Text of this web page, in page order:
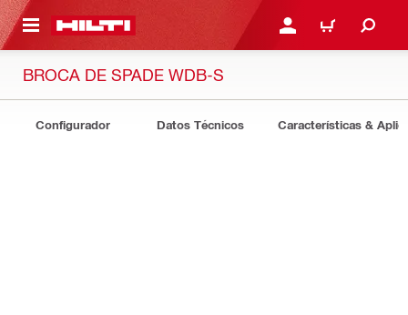
PRINCIPAL INICIE SESIÓN O
CARRITO
BROCA DE SPADE WDB-S
Configurador Datos Técnicos Características &